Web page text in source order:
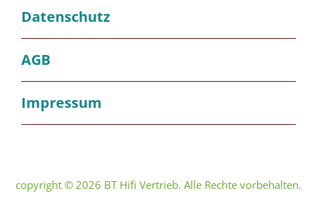
Datenschutz
AGB
Impressum
copyright © 2026 BT Hifi Vertrieb. Alle Rechte vorbehalten.